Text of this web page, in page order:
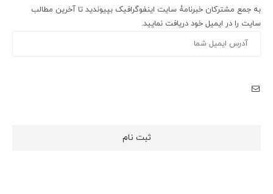
به جمع مشترکان خبرنامۀ سایت اینفوگرافیک بپیوندید تا آخرین مطالب
سایت را در ایمیل خود دریافت نمایید.